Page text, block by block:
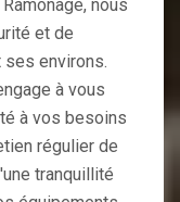
nous
et de
environs.
à vous
à vos besoins
régulier de
tranquillité